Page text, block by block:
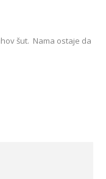
šut. Nama ostaje da